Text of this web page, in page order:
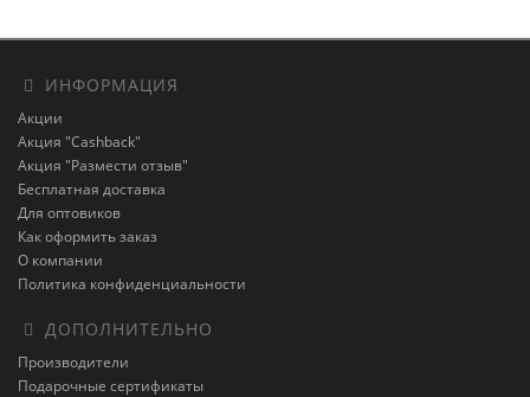
ИНФОРМАЦИЯ
Акции
Акция "Cashback"
Акция "Размести отзыв"
Бесплатная доставка
Для оптовиков
Как оформить заказ
О компании
Политика конфиденциальности
ДОПОЛНИТЕЛЬНО
Производители
Подарочные сертификаты